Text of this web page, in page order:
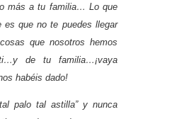
más a tu familia… Lo que
es que no te puedes llegar
que nosotros hemos
de tu familia…¡vaya
habéis dado!
palo tal astilla” y nunca